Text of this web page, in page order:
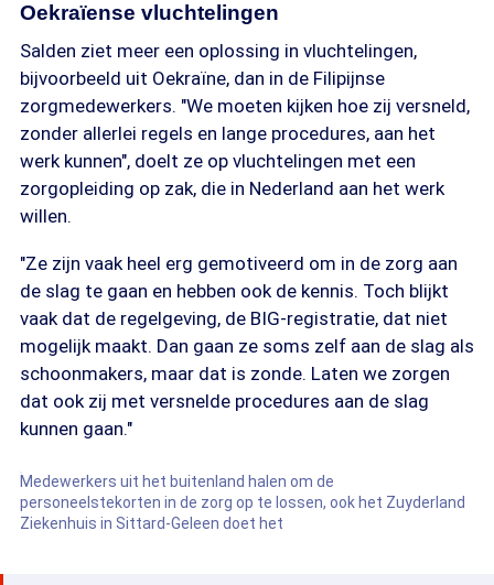
Oekraïense vluchtelingen
Salden ziet meer een oplossing in vluchtelingen,
bijvoorbeeld uit Oekraïne, dan in de Filipijnse
zorgmedewerkers. "We moeten kijken hoe zij versneld,
zonder allerlei regels en lange procedures, aan het
werk kunnen", doelt ze op vluchtelingen met een
zorgopleiding op zak, die in Nederland aan het werk
willen.
"Ze zijn vaak heel erg gemotiveerd om in de zorg aan
de slag te gaan en hebben ook de kennis. Toch blijkt
vaak dat de regelgeving, de BIG-registratie, dat niet
mogelijk maakt. Dan gaan ze soms zelf aan de slag als
schoonmakers, maar dat is zonde. Laten we zorgen
dat ook zij met versnelde procedures aan de slag
kunnen gaan."
Medewerkers uit het buitenland halen om de
personeelstekorten in de zorg op te lossen, ook het Zuyderland
Ziekenhuis in Sittard-Geleen doet het